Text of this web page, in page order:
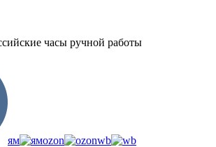
часы ручной работы
ям ozon wb